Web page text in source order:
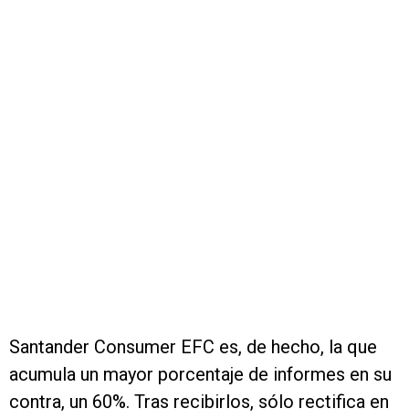
Santander Consumer EFC es, de hecho, la que
acumula un mayor porcentaje de informes en su
contra, un 60%. Tras recibirlos, sólo rectifica en